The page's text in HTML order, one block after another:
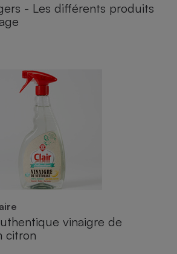
- Les différents produits
vinaigre de
citron